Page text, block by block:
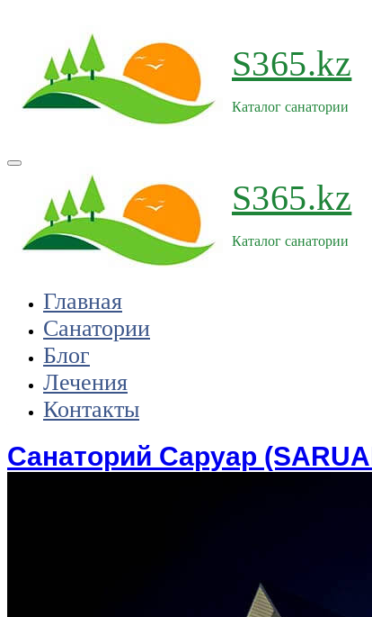
содержимому
S365.kz
Каталог санатории
S365.kz
Каталог санатории
Главная
Санатории
Блог
Лечения
Контакты
Санаторий Саруар